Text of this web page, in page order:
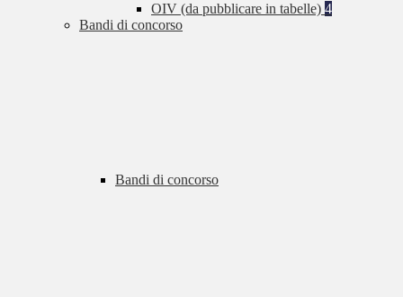
OIV (da pubblicare in tabelle) 4
Bandi di concorso
Bandi di concorso